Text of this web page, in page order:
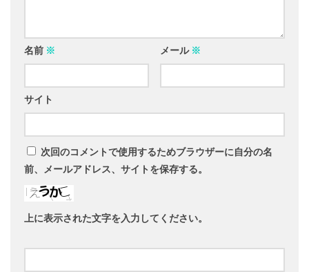
名前 ※ メール ※
サイト
次回のコメントで使用するためブラウザーに自分の名
前、メールアドレス、サイトを保存する。
上に表示された文字を入力してください。